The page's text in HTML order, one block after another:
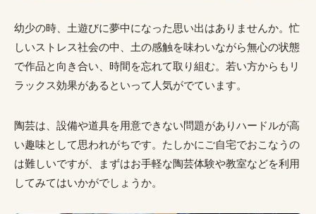
幼少の時、土遊びに夢中になった思い出はありませんか。忙
しいストレス社会の中、土の感触を味わいながら無心の状態
で作品と向き合い、時間を忘れて取り組む。若い方からもリ
ラックス効果があるといって人気がでています。
陶芸は、設備や道具を用意できない問題がありハードルが高
い趣味として思われがちです。たしかにご自宅でおこなうの
は難しいですが、まずはお手軽な陶芸体験や教室などを利用
してみてはいかがでしょうか。